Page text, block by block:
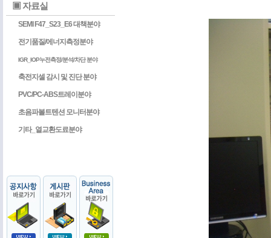
▣ 자료실
SEMI F47_S23_E6 대책분야
전기품질/에너지측정분야
IGR_IOP누전측정/분석/차단 분야
축전지셀 감시 및 진단 분야
PVC/PC-ABS트레이분야
초음파볼트텐션 모니터분야
기타_열교환도료분야